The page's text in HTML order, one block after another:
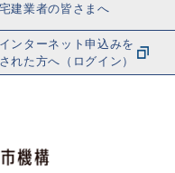
宅建業者の皆さまへ
インターネット申込みを
された方へ（ログイン）